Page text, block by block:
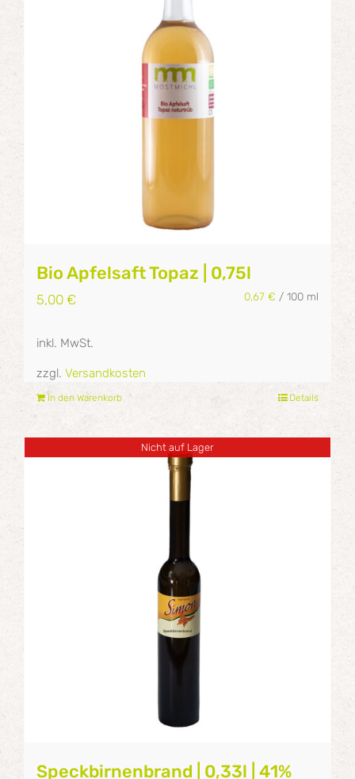
Bio Apfelsaft Topaz | 0,75l
5,00 € 0,67€ /100 ml
inkl. MwSt.
zzgl. Versandkosten
In den Warenkorb Details
Nicht auf Lager
Speckbirnenbrand | 0,33l | 41%